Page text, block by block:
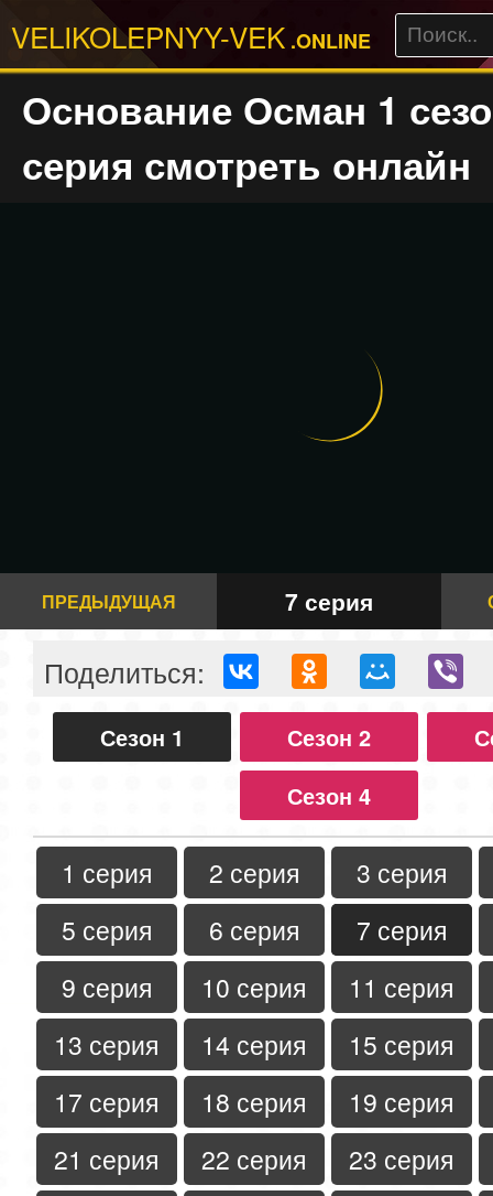
VELIKOLEPNYY-VEK .ONLINE
Основание Осман 1
серия смотреть онлайн
ПРЕДЫДУЩАЯ 7 серия
Поделиться:
Сезон 1 Сезон 2
Сезон 4
1 серия 2 серия
3 серия
5 серия
6 серия
7 серия
9 серия
10 серия
11 серия
13 серия
14 серия
15 серия
17 серия
18 серия
19 серия
21 серия
22 серия
23 серия